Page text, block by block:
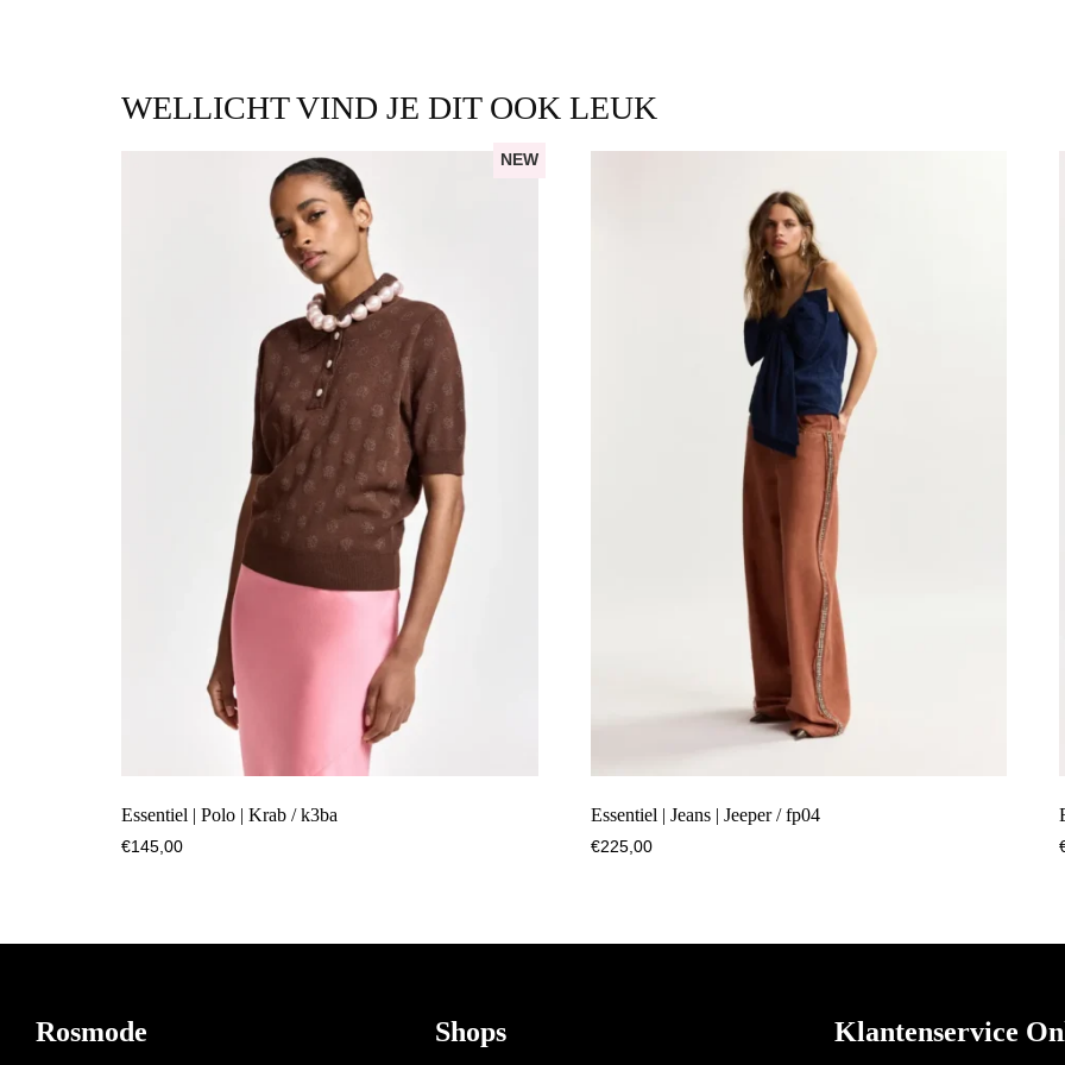
WELLICHT VIND JE DIT OOK LEUK
NEW
Essentiel | Polo | Krab / k3ba
€145,00
Essentiel | Jeans | Jeeper / fp04
€225,00
Footer
Rosmode Shops Klantenservice